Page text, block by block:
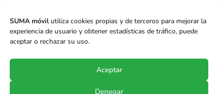
SUMA móvilutiliza cookies propias y de terceros para mejorar la
experiencia de usuario y obtener estadísticas de tráfico, puede
aceptar o rechazar su uso.
Aceptar
Denegar
Más información